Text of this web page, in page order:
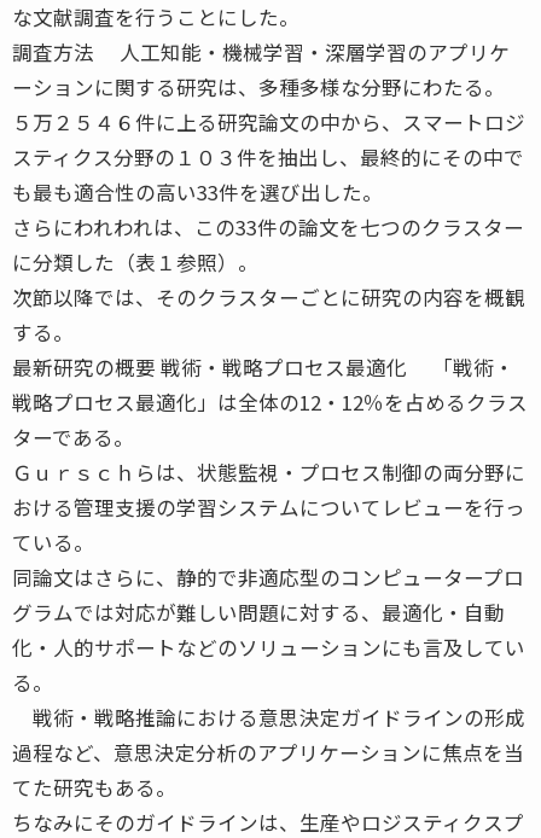
な文献調査を行うことにした。
調査方法 人工知能・機械学習・深層学習のアプリケ
ーションに関する研究は、多種多様な分野にわたる。
５万２５４６件に上る研究論文の中から、スマートロジ
スティクス分野の１０３件を抽出し、最終的にその中で
も最も適合性の高い33件を選び出した。
さらにわれわれは、この33件の論文を七つのクラスター
に分類した（表１参照）。
次節以降では、そのクラスターごとに研究の内容を概観
する。
最新研究の概要 戦術・戦略プロセス最適化 「戦術・
戦略プロセス最適化」は全体の12・12％を占めるクラス
ターである。
Ｇｕｒｓｃｈらは、状態監視・プロセス制御の両分野に
おける管理支援の学習システムについてレビューを行っ
ている。
同論文はさらに、静的で非適応型のコンピュータープロ
グラムでは対応が難しい問題に対する、最適化・自動
化・人的サポートなどのソリューションにも言及してい
る。
戦術・戦略推論における意思決定ガイドラインの形成
過程など、意思決定分析のアプリケーションに焦点を当
てた研究もある。
ちなみにそのガイドラインは、生産やロジスティクスプ